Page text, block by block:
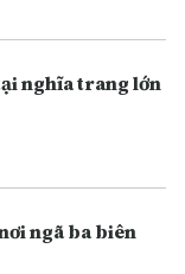
nghĩa trang lớn
ngã ba biên